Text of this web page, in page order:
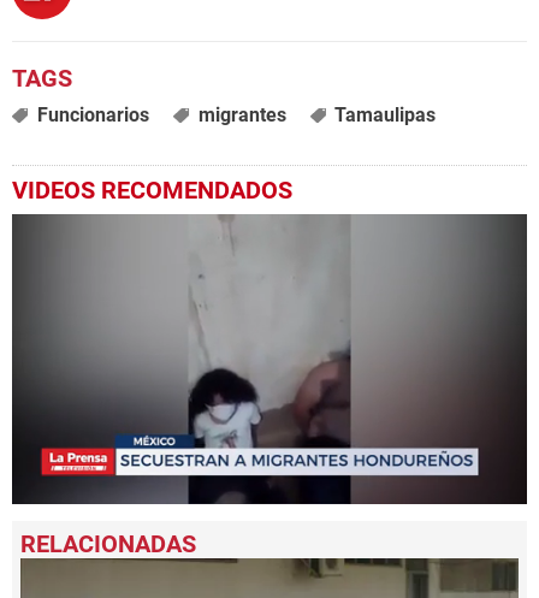
Funcionarios migrantes Tamaulipas
VIDEOS RECOMENDADOS
seconds
of